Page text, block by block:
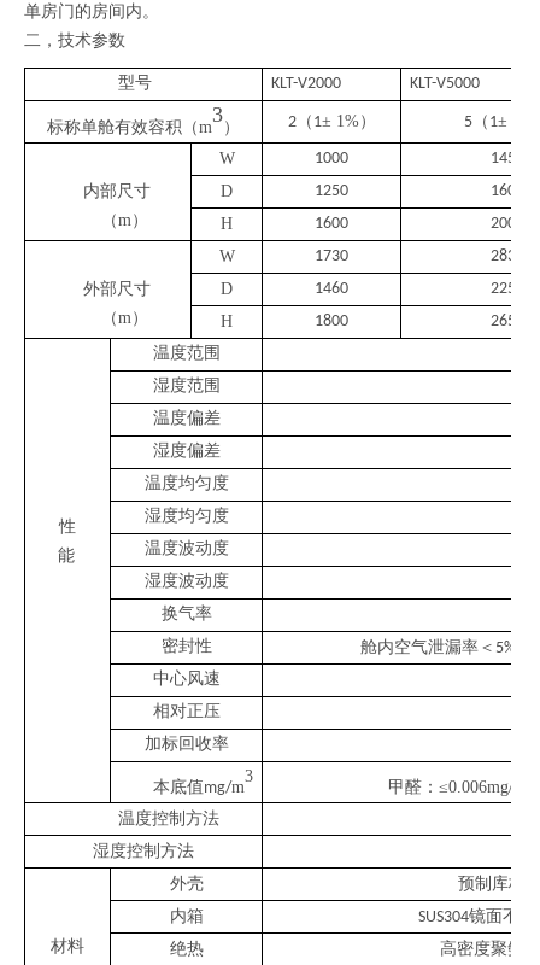
单房门的房间内。
二，技术参数
型号 KLT-V2000 KLT-V5000
标称单舱有效容积（m
3
） 2（ 1± 1 %） 5（ 1±
内部尺寸
（m）
W 1000
1450
D
1250
1600
H
1600 2000
外部尺寸
（m）
W 1730
2832
D
1460
2250
H
1800 2650
性
能
温度范围
湿度范围
温度偏差
湿度偏差
温度均匀度
湿度均匀度
温度波动度
湿度波动度
换气率
密封性
舱内空气泄漏率＜ 5%x
中心风速
相对正压
加标回收率
本底值mg/m
3
甲醛： ≤0.006mg/
温度控制方法
湿度控制方法
材料
外壳
预制库板
内箱
SUS304镜面不锈
绝热
高密度聚氨